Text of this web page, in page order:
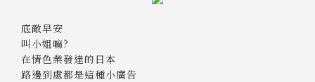
底敵早安
叫小姐嘛?
在情色業發達的日本
路邊到處都是這種小廣告